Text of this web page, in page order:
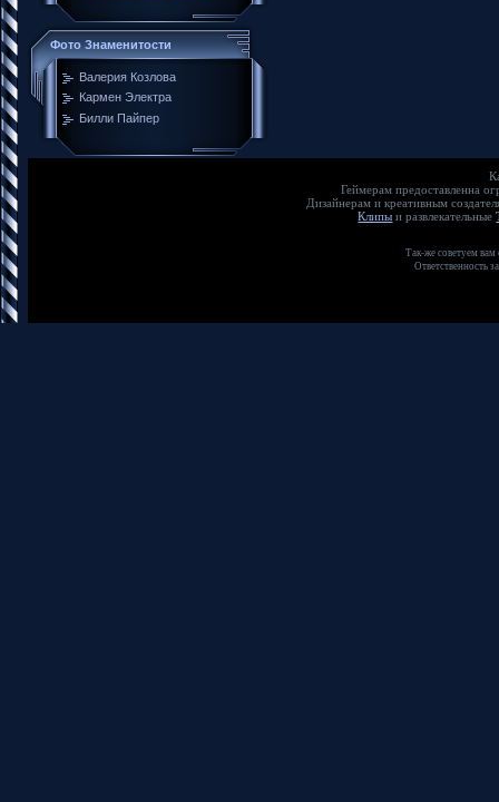
Фото Знаменитости
Валерия Козлова
Кармен Электра
Билли Пайпер
Геймерам предоставленна
Дизайнерам и креативным
Клипы и развлекательные
Так-же советуем
Ответственность